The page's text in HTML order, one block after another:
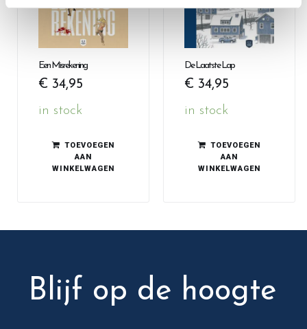
Een Misrekening
€ 34,95
in stock
TOEVOEGEN
AAN
WINKELWAGEN
De Laatste Lap
€ 34,95
in stock
TOEVOEGEN
AAN
WINKELWAGEN
Blijf op de hoogte